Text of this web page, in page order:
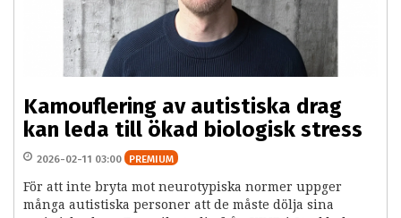
Kamouflering av autistiska drag
kan leda till ökad biologisk stress
2026-02-11 03:00 PREMIUM
För att inte bryta mot neurotypiska normer uppger
många autistiska personer att de måste dölja sina